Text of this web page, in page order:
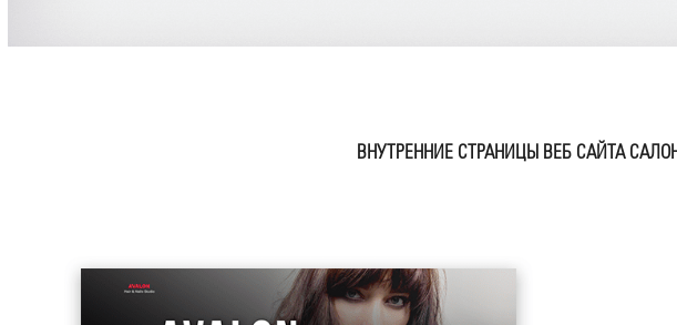
ВНУТРЕННИЕ СТРАНИЦЫ ВЕБ САЙТА